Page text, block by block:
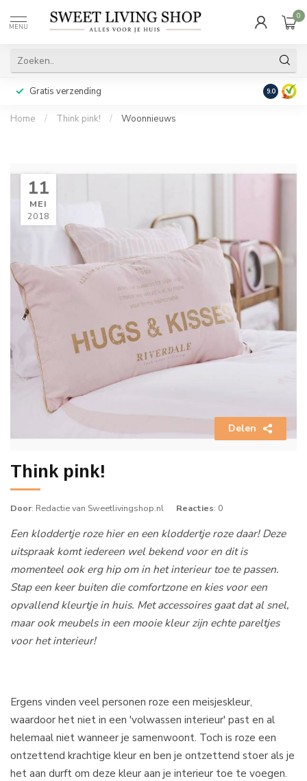
MENU
0
Gratis verzending Achteraf
9.0
Home / Think pink! / Woonnieuws
11
MEI
2018
Delen
Think pink!
Door: Redactie van Sweetlivingshop.nl Reacties: 0
Een kloddertje roze hier en een kloddertje roze daar! Deze
uitspraak komt iedereen wel bekend voor en dit is
momenteel ook erg hip om in het interieur toe te passen.
Stap een keer buiten die comfortzone en kies voor een
opvallend kleurtje in huis. Met accessoires gaat dat al snel,
maar ook meubels in een mooie kleur zijn echte pareltjes
voor het interieur!
Ergens vinden veel personen roze een meisjeskleur,
waardoor het niet in een 'volwassen interieur' past en al
helemaal niet wanneer je samenwoont. Toch is roze een
ontzettend krachtige kleur en ben je ontzettend stoer als je
het aan durft om deze kleur aan je interieur toe te voegen.